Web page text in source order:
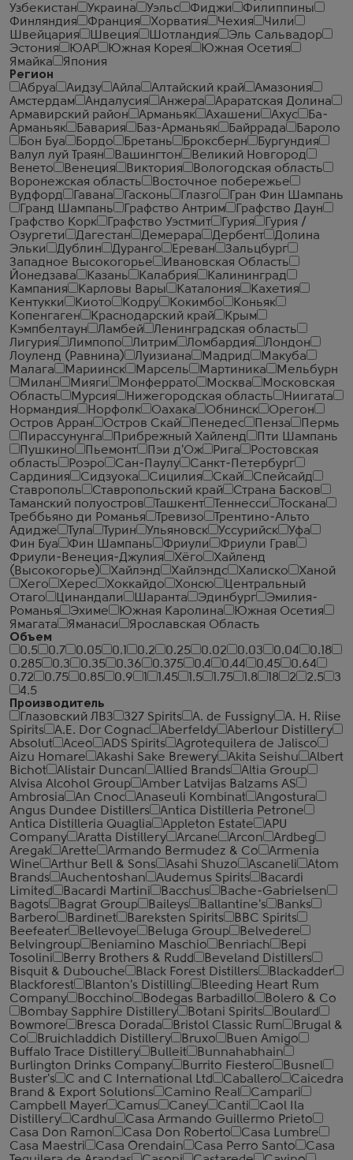
Узбекистан
Украина Уэльс Фиджи
Филиппины
Финляндия
Франция Хорватия Чехия
Чили
Швейцария
Швеция Шотландия
Эль Сальвадор
Эстония
ЮАР Южная Корея
Южная Осетия
Ямайка
Япония
Регион
Абруа
Аидзу Айла Алтайский край
Амазония
Амстердам
Андалусия Анжера
Араратская Долина
Армавирский район
Арманьяк Ахашени Ахус
Ба-
Арманьяк
Бавария Баз-Арманьяк Байррада
Бароло
Бон Буа
Бордо Бретань Броксберн
Бургундия
Валул луй Траян
Вашингтон
Великий Новгород
Венето
Венеция Виктория
Вологодская область
Воронежская область
Восточное побережье
Вудфорд
Гавана Гасконь Глазго
Гран Фин Шампань
Гранд Шампань
Графство Антрим
Графство Даун
Графство Корк
Графство Уэстмит Гурия
Гурия /
Озургети
Дагестан Демерара Дербент
Долина
Эльки
Дублин Дуранго Ереван
Зальцбург
Западное Высокогорье
Ивановская Область
Йонедзава
Казань Калабрия
Калининград
Кампания
Карловы Вары Каталония
Кахетия
Кентукки
Киото Кодру Кокимбо
Коньяк
Копенгаген
Краснодарский край
Крым
Кэмпбелтаун
Ламбей
Ленинградская область
Лигурия
Лимпопо Литрим Ломбардия
Лондон
Лоуленд (Равнина)
Луизиана Мадрид
Макуба
Малага
Мариинск Марсель Мартиника
Мельбурн
Милан
Мияги Монферрато Москва
Московская
Область
Мурсия Нижегородская область
Ниигата
Нормандия
Норфолк Оахака Обнинск
Орегон
Остров Арран
Остров Скай Пенедес Пенза
Пермь
Пирассунунга
Прибрежный Хайленд
Пти Шампань
Пушкино
Пьемонт Пэи д'Ож Рига
Ростовская
область
Роэро Сан-Паулу
Санкт-Петербург
Сардиния
Сидзуока Сицилия Скай
Спейсайд
Ставрополь
Ставропольский край
Страна Басков
Таманский полуостров
Ташкент Теннесси
Тоскана
Треббьяно ди Романья
Тревизо
Трентино-Альто
Адидже
Тула Турин Ульяновск Уссурийск
Уфа
Фин Буа
Фин Шампань Фриули
Фриули Грав
Фриули-Венеция-Джулия
Хёго
Хайленд
(Высокогорье)
Хайлэнд Хайлэндс Халиско
Ханой
Хего
Херес Хоккайдо Хонсю
Центральный
Отаго
Цинандали Шаранта Эдинбург
Эмилия-
Романья
Эхиме Южная Каролина
Южная Осетия
Ямагата
Яманаси
Ярославская Область
Объем
0.5
0.7 0.05 0.1 0.2 0.25 0.02 0.03 0.04
0.18
0.285
0.3 0.35 0.36 0.375 0.4 0.44 0.45
0.64
0.72
0.75 0.85 0.9 1.45 1.5 1.75 1.8 18 2 2.5
3
4.5
Производитель
Глазовский ЛВЗ
327 Spirits A. de Fussigny
A. H. Riise
Spirits
A.E. Dor Cognac Aberfeldy
Aberlour Distillery
Absolut
Aceo ADS Spirits
Agrotequilera de Jalisco
Aizu Homare
Akashi Sake Brewery Akita Seishu
Albert
Bichot
Alistair Duncan Allied Brands
Altia Group
Alvisa Alcohol Group
Amber Latvijas Balzams AS
Ambrosia
An Cnoc Anaseuli Kombinat
Angostura
Angus Dundee Distillers
Antica Distilleria Petrone
Antica Distilleria Quaglia
Appleton Estate
APU
Company
Aratta Distillery Arcane Arcon
Ardbeg
Aregak
Arette Armando Bermudez & Co
Armenia
Wine
Arthur Bell & Sons Asahi Shuzo Ascaneli
Atom
Brands
Auchentoshan Audemus Spirits
Bacardi
Limited
Bacardi Martini Bacchus
Bache-Gabrielsen
Bagots
Bagrat Group Baileys Ballantine's
Banks
Barbero
Bardinet Bareksten Spirits
BBC Spirits
Beefeater
Bellevoye Beluga Group
Belvedere
Belvingroup
Beniamino Maschio Benriach
Bepi
Tosolini
Berry Brothers & Rudd
Beveland Distillers
Bisquit & Dubouche
Black Forest Distillers
Blackadder
Blackforest
Blanton's Distilling
Bleeding Heart Rum
Company
Bocchino Bodegas Barbadillo
Bolero & Co
Bombay Sapphire Distillery
Botani Spirits
Boulard
Bowmore
Bresca Dorada Bristol Classic Rum
Brugal &
Co
Bruichladdich Distillery Bruxo
Buen Amigo
Buffalo Trace Distillery
Bulleit
Bunnahabhain
Burlington Drinks Company
Burrito Fiestero
Busnel
Buster's
C and C International Ltd Caballero
Caicedra
Brand & Export Solutions
Camino Real
Campari
Campbell Mayer
Camus Caney Canti
Caol Ila
Distillery
Cardhu
Casa Armando Guillermo Prieto
Casa Don Ramon
Casa Don Roberto
Casa Lumbre
Casa Maestri
Casa Orendain Casa Perro Santo
Casa